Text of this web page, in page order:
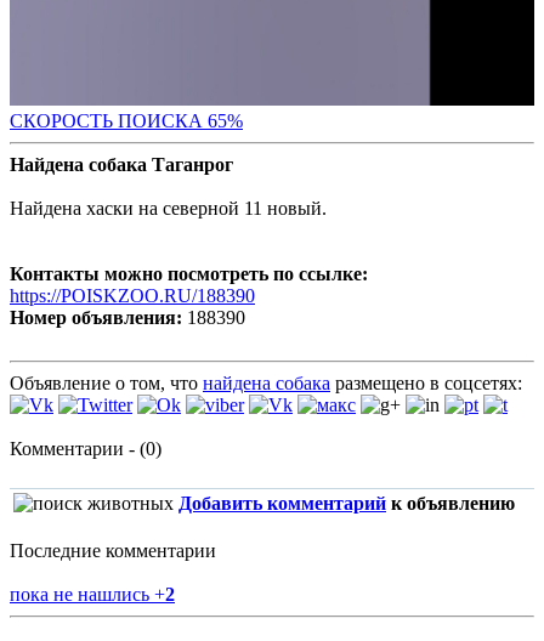
СКОРОСТЬ ПОИСКА 65%
Найдена собака Таганрог
Найдена хаски на северной 11 новый.
Контакты можно посмотреть по ссылке:
https://POISKZOO.RU/188390
Номер объявления: 188390
Объявление о том, что найдена собака размещено в соцсетях:
Комментарии - (0)
Добавить комментарий к объявлению
Последние комментарии
пока не нашлись +2